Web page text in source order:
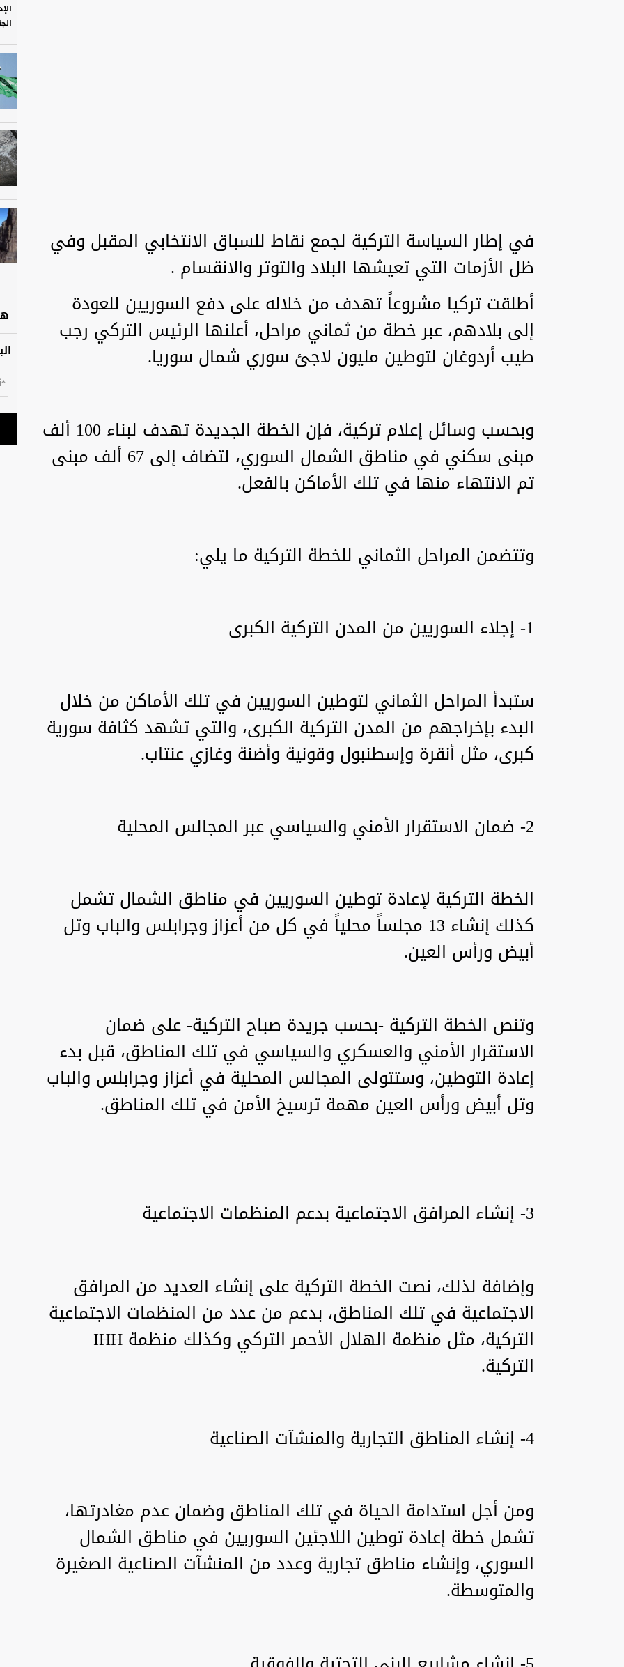
في إطار السياسة التركية لجمع نقاط للسباق الانتخابي المقبل وفي
ظل الأزمات التي تعيشها البلاد والتوتر والانقسام .
أطلقت تركيا مشروعاً تهدف من خلاله على دفع السوريين للعودة
إلى بلادهم، عبر خطة من ثماني مراحل، أعلنها الرئيس التركي رجب
طيب أردوغان لتوطين مليون لاجئ سوري شمال سوريا.
وبحسب وسائل إعلام تركية، فإن الخطة الجديدة تهدف لبناء 100 ألف
مبنى سكني في مناطق الشمال السوري، لتضاف إلى 67 ألف مبنى
تم الانتهاء منها في تلك الأماكن بالفعل.
وتتضمن المراحل الثماني للخطة التركية ما يلي:
1- إجلاء السوريين من المدن التركية الكبرى
ستبدأ المراحل الثماني لتوطين السوريين في تلك الأماكن من خلال
البدء بإخراجهم من المدن التركية الكبرى، والتي تشهد كثافة سورية
كبرى، مثل أنقرة وإسطنبول وقونية وأضنة وغازي عنتاب.
2- ضمان الاستقرار الأمني والسياسي عبر المجالس المحلية
الخطة التركية لإعادة توطين السوريين في مناطق الشمال تشمل
كذلك إنشاء 13 مجلساً محلياً في كل من أعزاز وجرابلس والباب وتل
أبيض ورأس العين.
وتنص الخطة التركية -بحسب جريدة صباح التركية- على ضمان
الاستقرار الأمني والعسكري والسياسي في تلك المناطق، قبل بدء
إعادة التوطين، وستتولى المجالس المحلية في أعزاز وجرابلس والباب
وتل أبيض ورأس العين مهمة ترسيخ الأمن في تلك المناطق.
3- إنشاء المرافق الاجتماعية بدعم المنظمات الاجتماعية
وإضافة لذلك، نصت الخطة التركية على إنشاء العديد من المرافق
الاجتماعية في تلك المناطق، بدعم من عدد من المنظمات الاجتماعية
التركية، مثل منظمة الهلال الأحمر التركي وكذلك منظمة IHH
التركية.
4- إنشاء المناطق التجارية والمنشآت الصناعية
ومن أجل استدامة الحياة في تلك المناطق وضمان عدم مغادرتها،
تشمل خطة إعادة توطين اللاجئين السوريين في مناطق الشمال
السوري، وإنشاء مناطق تجارية وعدد من المنشآت الصناعية الصغيرة
والمتوسطة.